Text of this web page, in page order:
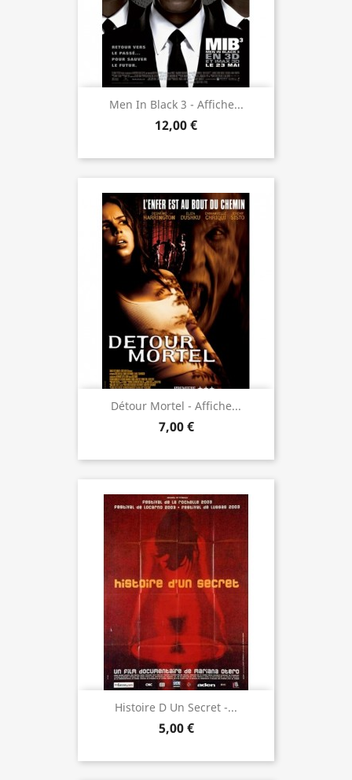
Men In Black 3 - Affiche...
12,00 €
Détour Mortel - Affiche...
7,00 €
Histoire D Un Secret -...
5,00 €